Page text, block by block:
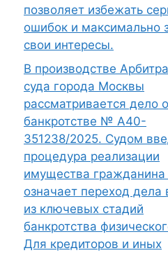
позволяет избежать
ошибок и максимально
свои интересы.
В производстве
суда города Москвы
рассматривается дело о
банкротстве № А40-
351238/2025. Судом
процедура реализации
имущества гражданина
означает переход дела
из ключевых стадий
банкротства
Для кредиторов и иных